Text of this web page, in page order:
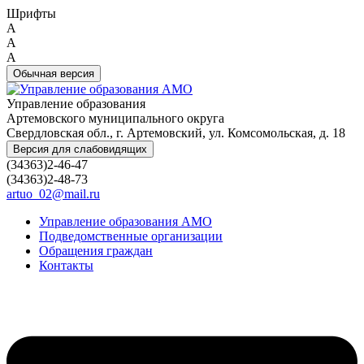
Шрифты
A
A
A
Обычная версия
Управление образования
Артемовского муниципального округа
Свердловская обл., г. Артемовский, ул. Комсомольская, д. 18
Версия для слабовидящих
(34363)2-46-47
(34363)2-48-73
artuo_02@mail.ru
Управление образования АМО
Подведомственные организации
Обращения граждан
Контакты